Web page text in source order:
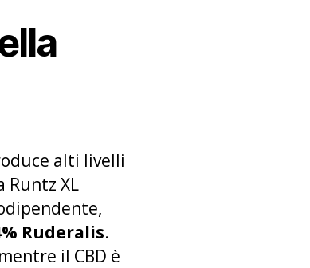
alti livelli
XL
Ruderalis.
il CBD è